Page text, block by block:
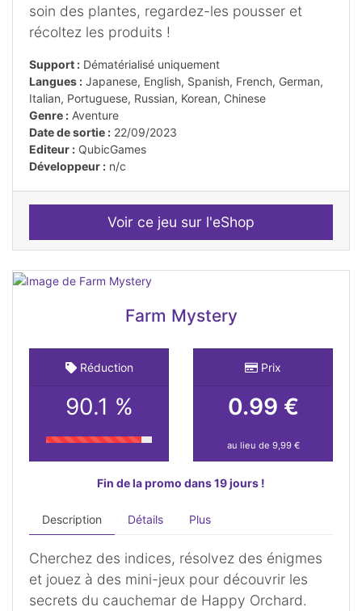
soin des plantes, regardez-les pousser et
récoltez les produits !
Support : Dématérialisé uniquement
Langues : Japanese, English, Spanish, French, German,
Italian, Portuguese, Russian, Korean, Chinese
Genre : Aventure
Date de sortie : 22/09/2023
Editeur : QubicGames
Développeur : n/c
Voir ce jeu sur l'eShop
Farm Mystery
Réduction
90.1 %
Prix
0.99 €
au lieu de 9,99 €
Fin de la promo dans 19 jours !
Description Détails Plus
Cherchez des indices, résolvez des énigmes
et jouez à des mini-jeux pour découvrir les
secrets du cauchemar de Happy Orchard.